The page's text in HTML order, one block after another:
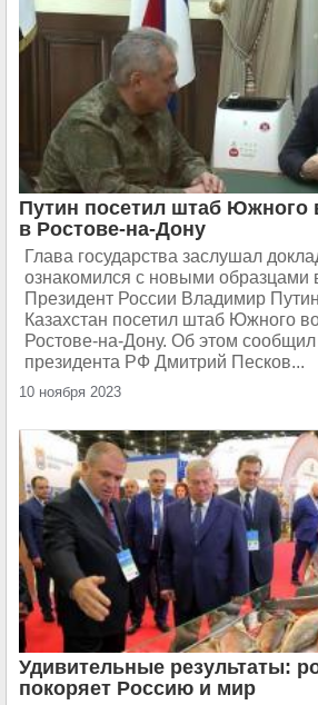
Путин посетил штаб Южного
в Ростове-на-Дону
Глава государства заслушал
ознакомился с новыми образцами
Президент России Владимир
Казахстан посетил штаб Южного
Ростове-на-Дону. Об этом сообщил
президента РФ Дмитрий Песков...
10 ноября 2023
Удивительные результаты:
покоряет Россию и мир